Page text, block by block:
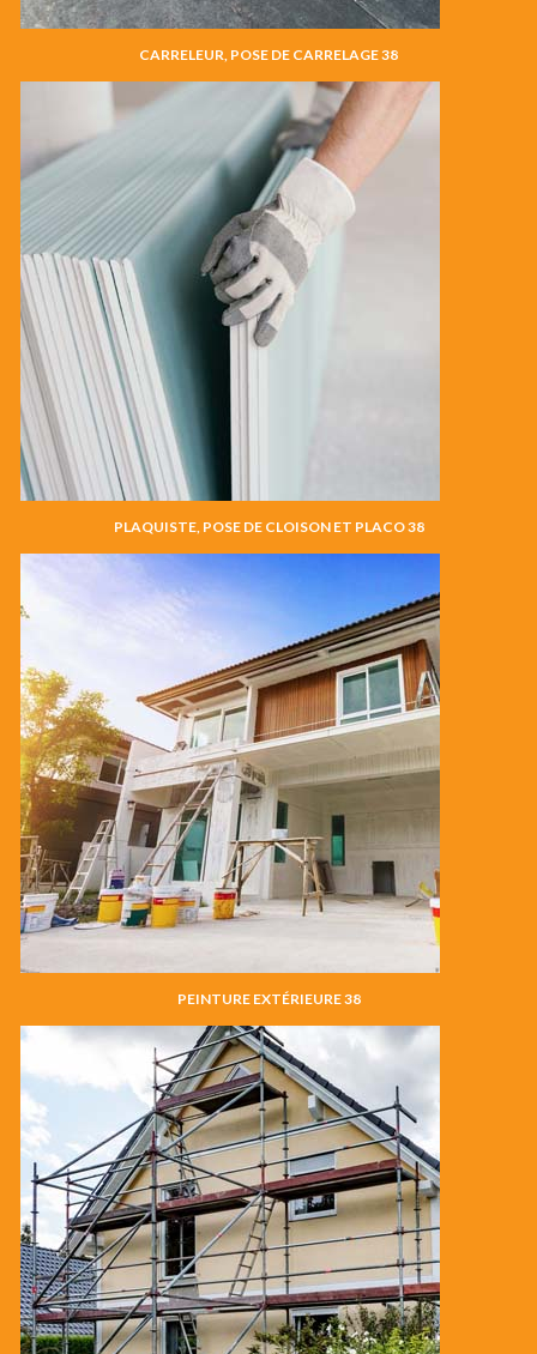
CARRELEUR, POSE DE CARRELAGE 38
PLAQUISTE, POSE DE CLOISON ET PLACO 38
PEINTURE EXTÉRIEURE 38